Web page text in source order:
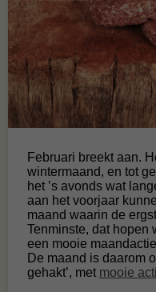
Februari breekt aan.
wintermaand, en tot
het ’s avonds wat
aan het voorjaar
maand waarin de
Tenminste, dat hopen
een mooie
De maand is daarom
gehakt’, met mooie